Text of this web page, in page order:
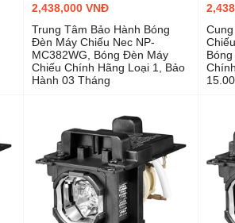
2,438,000 VNĐ
Trung Tâm Bảo Hành Bóng
Đèn Máy Chiếu Nec NP-
MC382WG, Bóng Đèn Máy
Chiếu Chính Hãng Loại 1, Bảo
Hành 03 Tháng